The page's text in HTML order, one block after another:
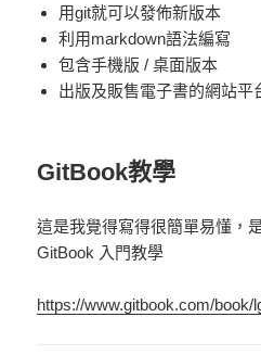
用git就可以發佈新版本
利用markdown語法編寫
包含手機版 / 桌面版本
出版及販售電子書的網站平
GitBook教學
這是我覺得寫得很簡單易懂，
GitBook 入門教學
https://www.gitbook.com/book/